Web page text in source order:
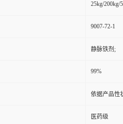
25kg/200kg/
9007-72-1
静脉铁剂;
99%
依据产品性
医药级